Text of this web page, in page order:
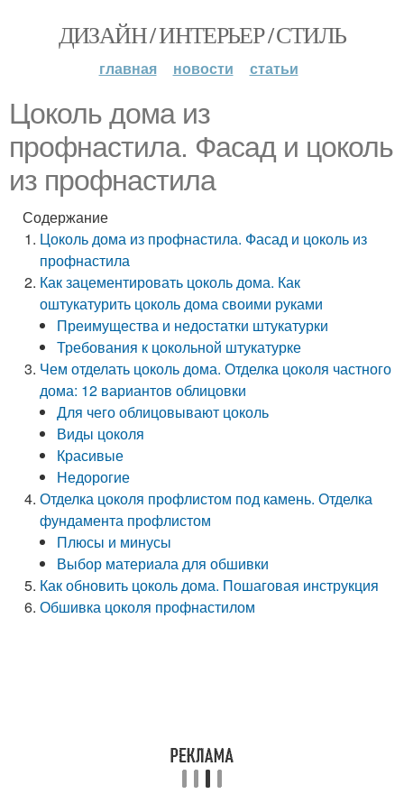
ДИЗАЙН / ИНТЕРЬЕР / СТИЛЬ
главная новости статьи
Цоколь дома из
профнастила. Фасад и цоколь
из профнастила
Содержание
Цоколь дома из профнастила. Фасад и цоколь из
профнастила
Как зацементировать цоколь дома. Как
оштукатурить цоколь дома своими руками
Преимущества и недостатки штукатурки
Требования к цокольной штукатурке
Чем отделать цоколь дома. Отделка цоколя частного
дома: 12 вариантов облицовки
Для чего облицовывают цоколь
Виды цоколя
Красивые
Недорогие
Отделка цоколя профлистом под камень. Отделка
фундамента профлистом
Плюсы и минусы
Выбор материала для обшивки
Как обновить цоколь дома. Пошаговая инструкция
Обшивка цоколя профнастилом